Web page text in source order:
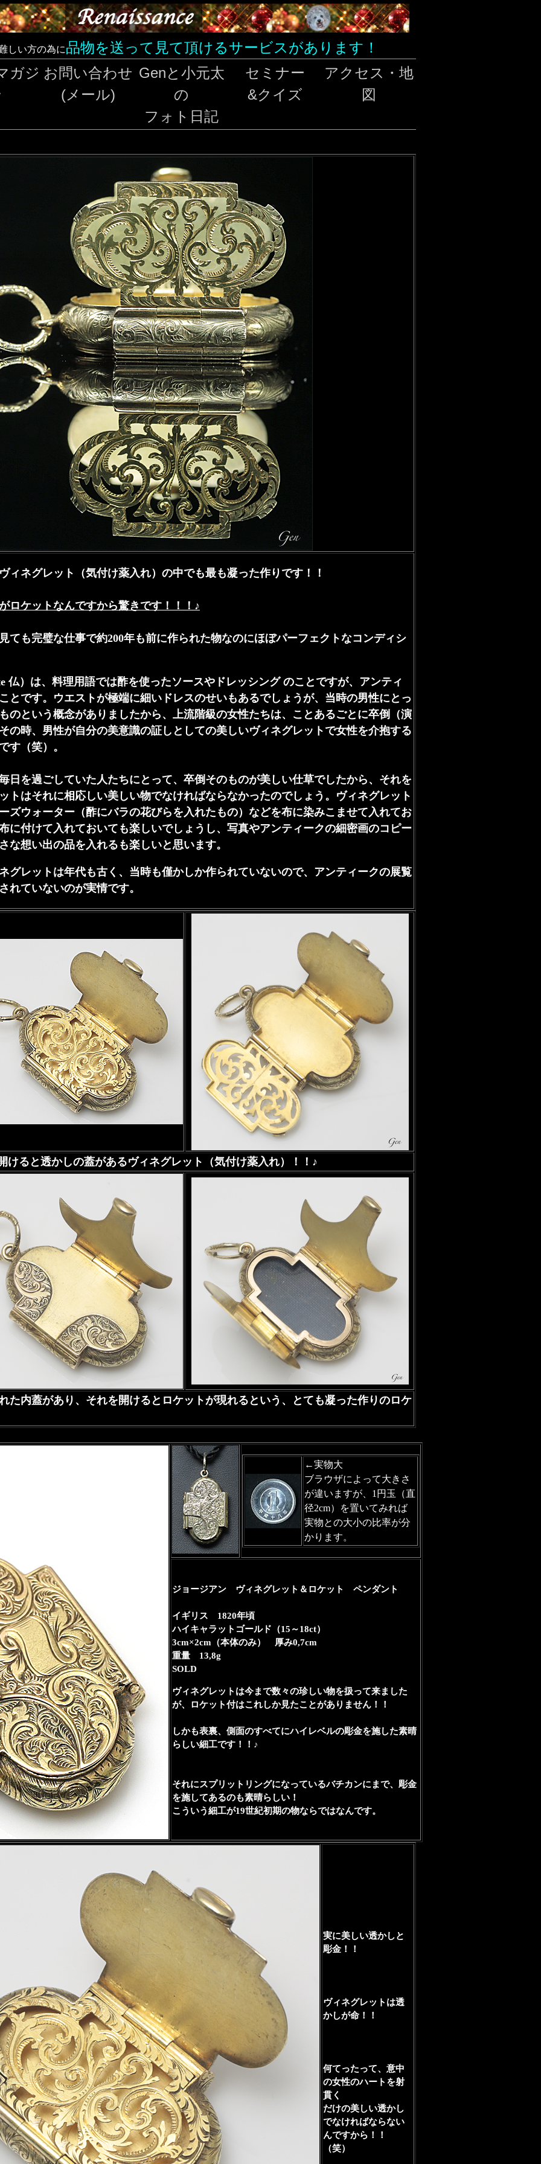
しい方の為に品物を送って見て頂けるサービスがあります！
ガジ お問い合わせ
(メール)
Genと小元太
の
フォト日記
セミナー
&クイズ
アクセス・地
図
ィネグレット（気付け薬入れ）の中でも最も凝った作りです！！
ロケットなんですから驚きです！！！♪
ても完璧な仕事で約200年も前に作られた物なのにほぼパーフェクトなコンディシ
）は、料理用語では酢を使ったソースやドレッシング のことですが、アンティ
とです。ウエストが極端に細いドレスのせいもあるでしょうが、当時の男性にとっ
のという概念がありましたから、上流階級の女性たちは、ことあるごとに卒倒（演
の時、男性が自分の美意識の証しとしての美しいヴィネグレットで女性を介抱する
す（笑）。
を過ごしていた人たちにとって、卒倒そのものが美しい仕草でしたから、それを
トはそれに相応しい美しい物でなければならなかったのでしょう。ヴィネグレット
ズウォーター（酢にバラの花びらを入れたもの）などを布に染みこませて入れてお
に付けて入れておいても楽しいでしょうし、写真やアンティークの細密画のコピー
な想い出の品を入れるも楽しいと思います。
レットは年代も古く、当時も僅かしか作られていないので、アンティークの展覧
れていないのが実情です。
けると透かしの蓋があるヴィネグレット（気付け薬入れ）！！♪
た内蓋があり、それを開けるとロケットが現れるという、とても凝った作りのロケ
←実物大
ブラウザによって大きさ
が違いますが、1円玉（直
径2cm）を置いてみれば
実物との大小の比率が分
かります。
ジョージアン ヴィネグレット＆ロケット ペンダント
イギリス 1820年頃
ハイキャラットゴールド（15～18ct）
3cm×2cm（本体のみ） 厚み0,7cm
重量 13,8g
SOLD
ヴィネグレットは今まで数々の珍しい物を扱って来ました
が、ロケット付はこれしか見たことがありません！！
しかも表裏、側面のすべてにハイレベルの彫金を施した素晴
らしい細工です！！♪
それにスプリットリングになっているバチカンにまで、彫金
を施してあるのも素晴らしい！
こういう細工が19世紀初期の物ならではなんです。
実に美しい透かしと
彫金！！
ヴィネグレットは透
かしが命！！
何てったって、意中
の女性のハートを射
貫く
だけの美しい透かし
でなければならない
んですから！！
（笑）